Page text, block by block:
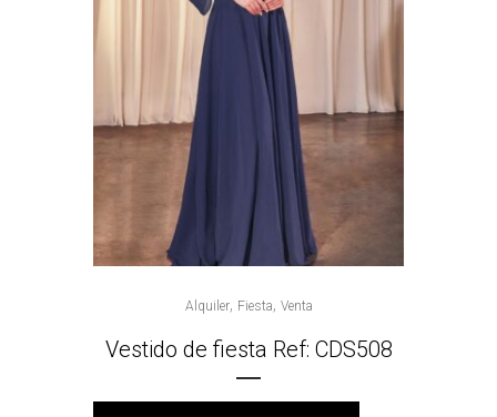
Alquiler, Fiesta, Venta
Vestido de fiesta Ref: CDS508